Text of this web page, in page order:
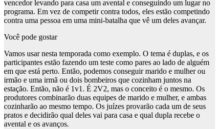
vencedor levando para casa um avental e conseguindo um lugar no
programa. Em vez de competir contra todos, eles estão competindo
contra uma pessoa em uma mini-batalha que vê um deles avançar.
Você pode gostar
Vamos usar nesta temporada como exemplo. O tema é duplas, e os
participantes estão fazendo um teste como pares ao lado de alguém
em que está perto. Então, podemos conseguir marido e mulher ou
irmão e uma irmã ou dois bombeiros que cozinham juntos na
estação. Então, não é 1v1. É 2V2, mas o conceito é o mesmo. Os
produtores combinarão duas equipes de marido e mulher, e ambas
cozinharão ao mesmo tempo. Os juízes provarão cada um de seus
pratos e decidirão qual deles vai para casa e qual dupla recebe o
avental e os avanços.